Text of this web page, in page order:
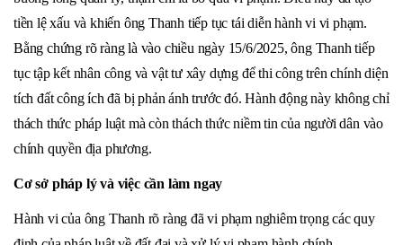
tiền lệ xấu và khiến ông Thanh tiếp tục tái diễn hành vi vi phạm.
Bằng chứng rõ ràng là vào chiều ngày 15/6/2025, ông Thanh tiếp
tục tập kết nhân công và vật tư xây dựng để thi công trên chính diện
tích đất công ích đã bị phản ánh trước đó. Hành động này không chỉ
thách thức pháp luật mà còn thách thức niềm tin của người dân vào
chính quyền địa phương.
Cơ sở pháp lý và việc cần làm ngay
Hành vi của ông Thanh rõ ràng đã vi phạm nghiêm trọng các quy